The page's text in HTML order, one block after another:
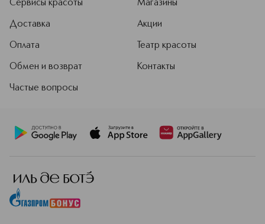
Сервисы красоты
Доставка
Оплата
Обмен и возврат
Частые вопросы
Магазины
Акции
Театр красоты
Контакты